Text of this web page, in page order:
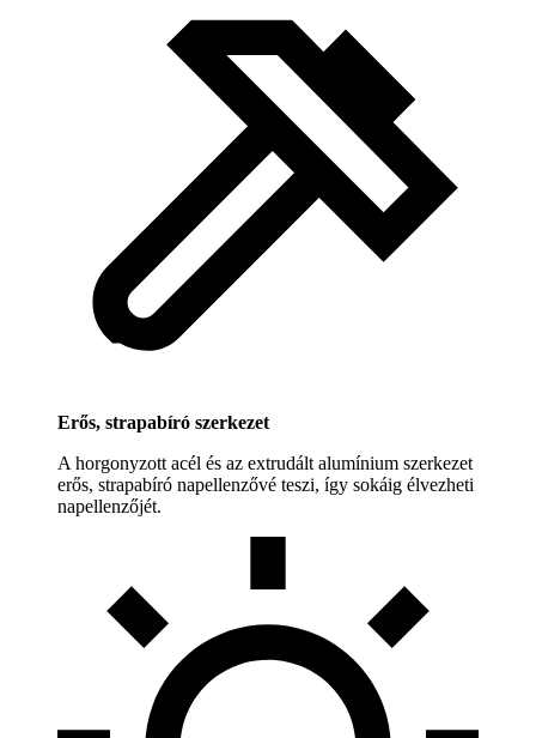
Erős, strapabíró szerkezet
A horgonyzott acél és az extrudált alumínium szerkezet
erős, strapabíró napellenzővé teszi, így sokáig élvezheti
napellenzőjét.